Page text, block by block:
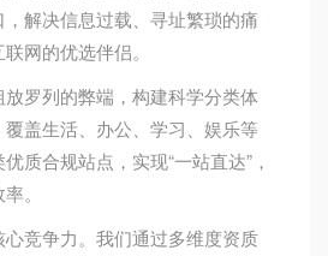
解决信息过载、寻址繁琐的痛
网的优选伴侣。
罗列的弊端，构建科学分类体
盖生活、办公、学习、娱乐等
质合规站点，实现“一站直达”，
。
竞争力。我们通过多维度资质